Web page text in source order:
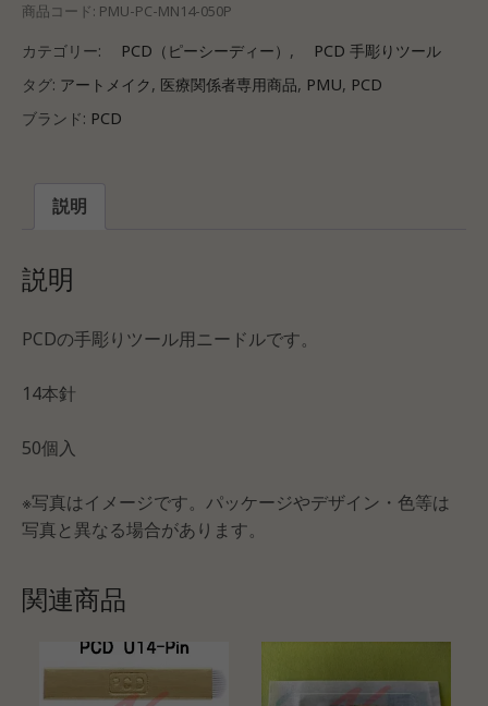
商品コード: PMU-PC-MN14-050P
カテゴリー: PCD（ピーシーディー） ,
PCD 手彫りツール
タグ: アートメイク, 医療関係者専用商品, PMU, PCD
ブランド: PCD
説明
説明
PCDの手彫りツール用ニードルです。
14本針
50個入
※写真はイメージです。パッケージやデザイン・色等は
写真と異なる場合があります。
関連商品